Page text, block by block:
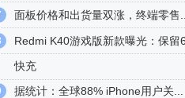
面板价格和出货量双涨，终端零售...
Redmi K40游戏版新款曝光：保留
快充
据统计：全球88% iPhone用户关...